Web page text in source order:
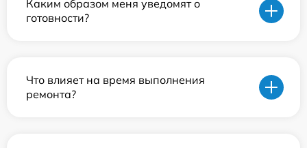
Каким образом меня уведомят о
готовности?
Что влияет на время выполнения
ремонта?